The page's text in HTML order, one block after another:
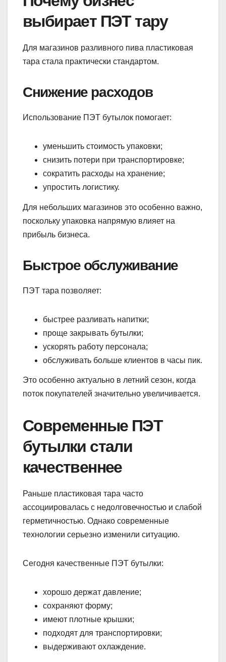
выбирает ПЭТ тару
Для магазинов разливного пива пластиковая
тара стала практически стандартом.
Снижение расходов
Использование ПЭТ бутылок помогает:
уменьшить стоимость упаковки;
снизить потери при транспортировке;
сократить расходы на хранение;
упростить логистику.
Для небольших магазинов это особенно важно,
поскольку упаковка напрямую влияет на
прибыль бизнеса.
Быстрое обслуживание
ПЭТ тара позволяет:
быстрее разливать напитки;
проще закрывать бутылки;
ускорять работу персонала;
обслуживать больше клиентов в часы пик.
Это особенно актуально в летний сезон, когда
поток покупателей значительно увеличивается.
Современные ПЭТ
бутылки стали
качественнее
Раньше пластиковая тара часто
ассоциировалась с недолговечностью и слабой
герметичностью. Однако современные
технологии серьезно изменили ситуацию.
Сегодня качественные ПЭТ бутылки:
хорошо держат давление;
сохраняют форму;
имеют плотные крышки;
подходят для транспортировки;
выдерживают охлаждение.